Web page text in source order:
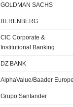
GOLDMAN SACHS
BERENBERG
CIC Corporate &
Institutional Banking
DZ BANK
AlphaValue/Baader Europe
Grupo Santander